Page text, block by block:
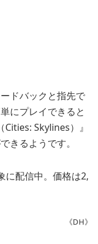
ドバックと指先で
にプレイできると
Skylines）』
きるようです。
に配信中。価格は2,
《DH》